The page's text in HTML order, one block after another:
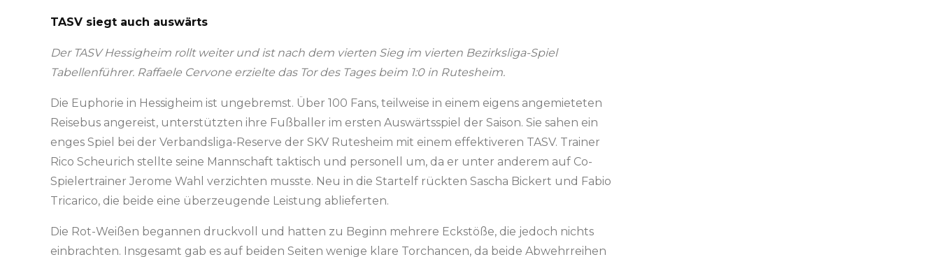
TASV siegt auch auswärts
Der TASV Hessigheim rollt weiter und ist nach dem vierten Sieg im vierten Bezirksliga-Spiel
Tabellenführer. Raffaele Cervone erzielte das Tor des Tages beim 1:0 in Rutesheim.
Die Euphorie in Hessigheim ist ungebremst. Über 100 Fans, teilweise in einem eigens angemieteten
Reisebus angereist, unterstützten ihre Fußballer im ersten Auswärtsspiel der Saison. Sie sahen ein
enges Spiel bei der Verbandsliga-Reserve der SKV Rutesheim mit einem effektiveren TASV. Trainer
Rico Scheurich stellte seine Mannschaft taktisch und personell um, da er unter anderem auf Co-
Spielertrainer Jerome Wahl verzichten musste. Neu in die Startelf rückten Sascha Bickert und Fabio
Tricarico, die beide eine überzeugende Leistung ablieferten.
Die Rot-Weißen begannen druckvoll und hatten zu Beginn mehrere Eckstöße, die jedoch nichts
einbrachten. Insgesamt gab es auf beiden Seiten wenige klare Torchancen, da beide Abwehrreihen